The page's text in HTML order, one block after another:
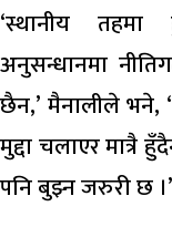
‘स्थानीय
अनुसन्धानमा
छैन,’ मैनालीले भने,
मुद्दा चलाएर मात्रै
पनि बुझ्न जरुरी छ ।’